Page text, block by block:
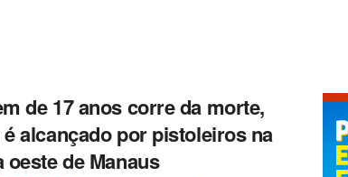
de 17 anos corre da morte,
alcançado por pistoleiros na
oeste de Manaus